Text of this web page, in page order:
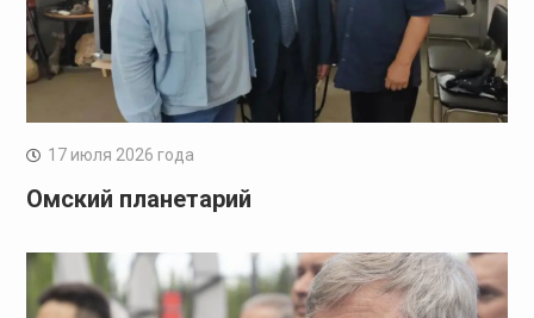
17 июля 2026 года
Омский планетарий